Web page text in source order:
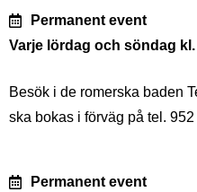
Permanent event
Varje lördag och söndag kl.
Besök i de romerska baden
ska bokas i förväg på tel.
Permanent event